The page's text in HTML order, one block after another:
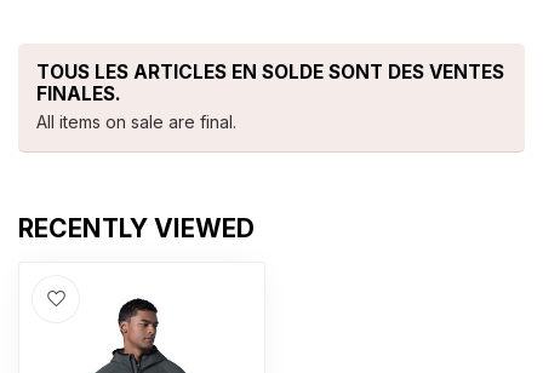
TOUS LES ARTICLES EN SOLDE SONT DES VENTES
FINALES.
All items on sale are final.
RECENTLY VIEWED